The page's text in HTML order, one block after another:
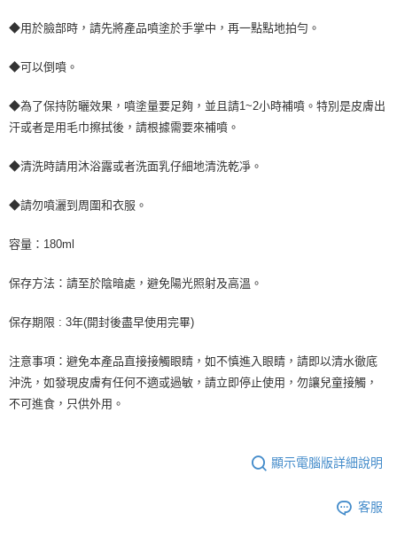
◆用於臉部時，請先將產品噴塗於手掌中，再一點點地拍勻。
◆可以倒噴。
◆為了保持防曬效果，噴塗量要足夠，並且請1~2小時補噴。特別是皮膚出
汗或者是用毛巾擦拭後，請根據需要來補噴。
◆清洗時請用沐浴露或者洗面乳仔細地清洗乾凈。
◆請勿噴灑到周圍和衣服。
容量：180ml
保存方法：請至於陰暗處，避免陽光照射及高溫。
保存期限 : 3年(開封後盡早使用完畢)
注意事項：避免本產品直接接觸眼睛，如不慎進入眼睛，請即以清水徹底
沖洗，如發現皮膚有任何不適或過敏，請立即停止使用，勿讓兒童接觸，
不可進食，只供外用。
顯示電腦版詳細說明
客服